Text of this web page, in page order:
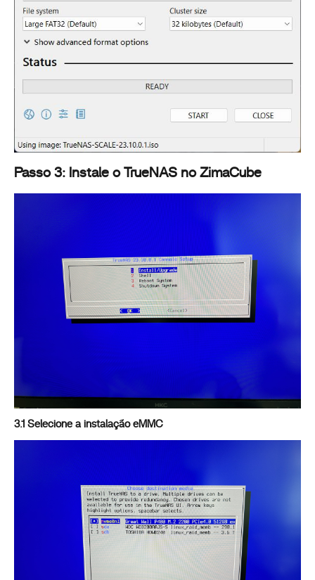
Passo 3: Instale o TrueNAS no ZimaCube
3.1 Selecione a instalação eMMC